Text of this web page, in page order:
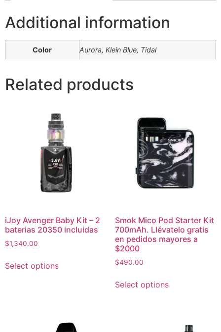
Additional information
Color Aurora, Klein Blue, Tidal
Related products
iJoy Avenger Baby Kit – 2
baterias 20350 incluidas
$1,340.00
Select options
Smok Mico Pod Starter Kit
700mAh. Llévatelo gratis
en pedidos mayores a
$2000
$490.00
Select options